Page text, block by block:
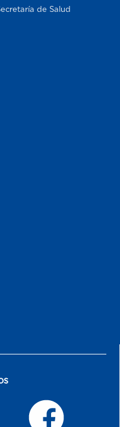
de Salud